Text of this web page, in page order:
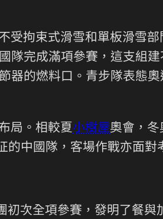
受拘束式滑雪和單板滑雪部
隊完成滿項參賽，這支組
器的燃料口。青步隊表態
局。相較夏小樹屋奧會，冬
的中國隊，客場作戰亦面對
初次全項參賽，發明了餐與